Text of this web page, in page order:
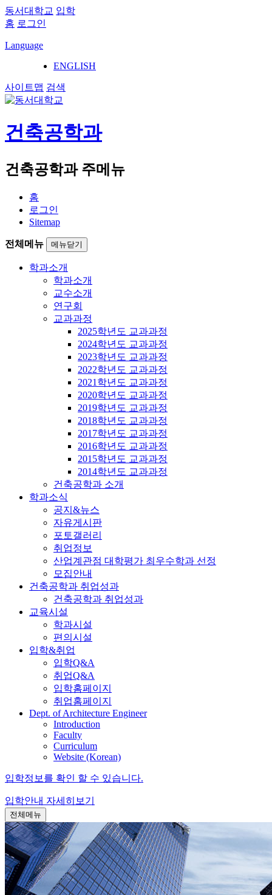
동서대학교 입학
홈 로그인
Language
ENGLISH
사이트맵 검색
건축공학과
건축공학과 주메뉴
홈
로그인
Sitemap
전체메뉴 메뉴닫기
학과소개
학과소개
교수소개
연구회
교과과정
2025학년도 교과과정
2024학년도 교과과정
2023학년도 교과과정
2022학년도 교과과정
2021학년도 교과과정
2020학년도 교과과정
2019학년도 교과과정
2018학년도 교과과정
2017학년도 교과과정
2016학년도 교과과정
2015학년도 교과과정
2014학년도 교과과정
건축공학과 소개
학과소식
공지&뉴스
자유게시판
포토갤러리
취업정보
산업계관점 대학평가 최우수학과 선정
모집안내
건축공학과 취업성과
건축공학과 취업성과
교육시설
학과시설
편의시설
입학&취업
입학Q&A
취업Q&A
입학홈페이지
취업홈페이지
Dept. of Architecture Engineer
Introduction
Faculty
Curriculum
Website (Korean)
입학정보를 확인 할 수 있습니다.
입학안내 자세히보기
전체메뉴